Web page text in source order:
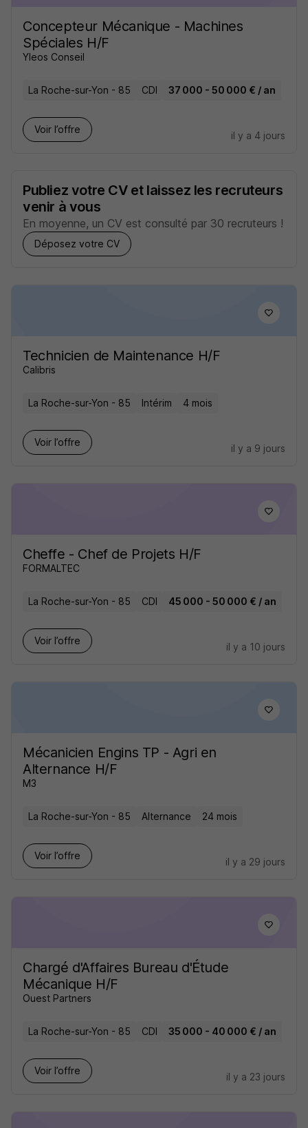
Concepteur Mécanique - Machines
Spéciales H/F
Yleos Conseil
La Roche-sur-Yon - 85 CDI 37 000 - 50 000 € / an
Voir l’offre
il y a 4 jours
Publiez votre CV et laissez les recruteurs
venir à vous
En moyenne, un CV est consulté par 30 recruteurs !
Déposez votre CV
Technicien de Maintenance H/F
Calibris
La Roche-sur-Yon - 85 Intérim 4 mois
Voir l’offre
il y a 9 jours
Cheffe - Chef de Projets H/F
FORMALTEC
La Roche-sur-Yon - 85 CDI 45 000 - 50 000 € / an
Voir l’offre
il y a 10 jours
Mécanicien Engins TP - Agri en
Alternance H/F
M3
La Roche-sur-Yon - 85 Alternance 24 mois
Voir l’offre
il y a 29 jours
Chargé d'Affaires Bureau d'Étude
Mécanique H/F
Ouest Partners
La Roche-sur-Yon - 85 CDI 35 000 - 40 000 € / an
Voir l’offre
il y a 23 jours